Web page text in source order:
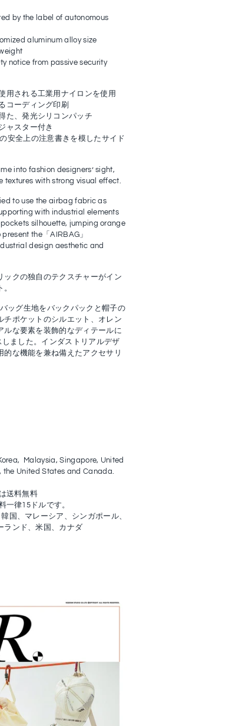
by the label of autonomous
aluminum alloysize
notice from passive security
用される工業用ナイロンを使用
コーディング印刷
た、発光シリコンパッチ
ャスター付き
安全上の注意書きを模したサイド
into fashion designers’ sight,
textures with strong visual effect.
to use the airbag fabric as
with industrial elements
silhouette, jumping orange
present the「AIRBAG 」
design aesthetic and
ックの独自のテクスチャーがイン
ッグ生地をバックパックと帽子の
ポケットのシルエット、オレン
な要素を装飾的なディテールに
ました。インダストリアルデザ
な機能を兼ね備えたアクセサリ
Malaysia,Singapore, United
United States and Canada.
送料無料
一律15ドルです。
国、マレーシア、シンガポール、
ランド、米国、カナダ